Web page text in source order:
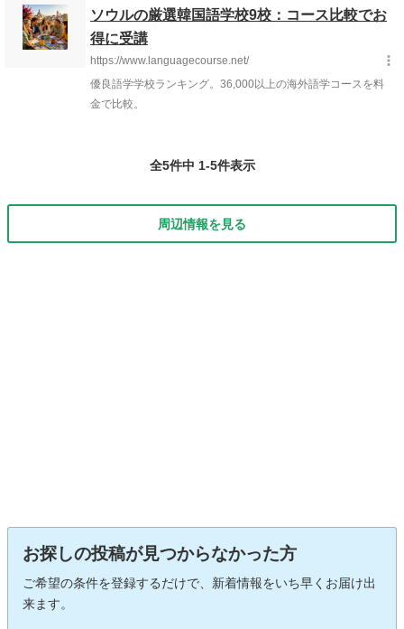
全5件中 1-5件表示
周辺情報を見る
お探しの投稿が見つからなかった方
ご希望の条件を登録するだけで、新着情報をいち早くお届け出
来ます。